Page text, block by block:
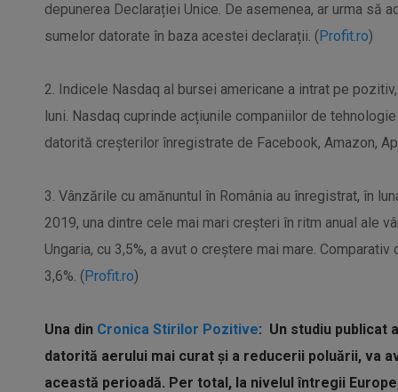
depunerea Declarației Unice. De asemenea, ar urma să
sumelor datorate în baza acestei declarații. (Profit.ro)
2. Indicele Nasdaq al bursei americane a intrat pe
luni. Nasdaq cuprinde acțiunile companiilor de
datorită creșterilor înregistrate de Facebook, Amazon,
3. Vânzările cu amănuntul în România au înregistrat, în
2019, una dintre cele mai mari creșteri în ritm anual ale
Ungaria, cu 3,5%, a avut o creștere mai mare.
3,6%. (Profit.ro)
Una din Cronica Stirilor Pozitive: Un studiu publicat
datorită aerului mai curat și a reducerii poluării, va
această perioadă. Per total, la nivelul întregii